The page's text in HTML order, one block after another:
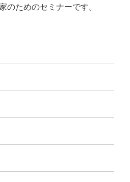
のためのセミナーです。